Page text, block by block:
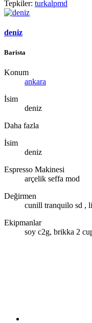
Tepkiler: turkalpmd
deniz
Barista
Konum
ankara
İsim
deniz
Daha fazla
İsim
deniz
Espresso Makinesi
arçelik seffa mod
Değirmen
cunill tranquilo sd ,
Ekipmanlar
soy c2g, brikka 2